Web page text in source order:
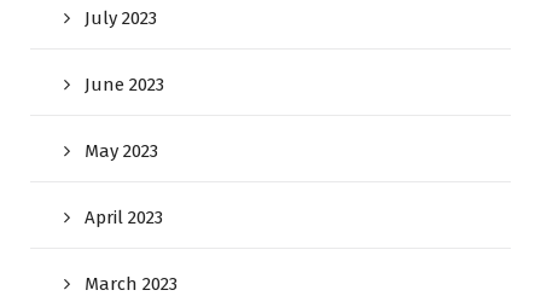
July 2023
June 2023
May 2023
April 2023
March 2023